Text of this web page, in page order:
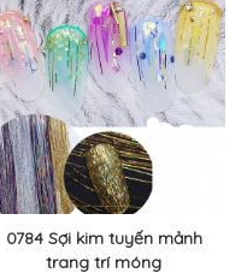
0784 Sợi kim tuyến mảnh
trang trí móng